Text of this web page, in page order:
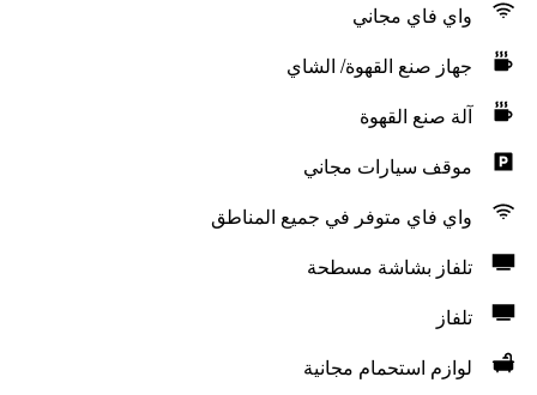
واي فاي مجاني
جهاز صنع القهوة/ الشاي
آلة صنع القهوة
موقف سيارات مجاني
واي فاي متوفر في جميع المناطق
تلفاز بشاشة مسطحة
تلفاز
لوازم استحمام مجانية